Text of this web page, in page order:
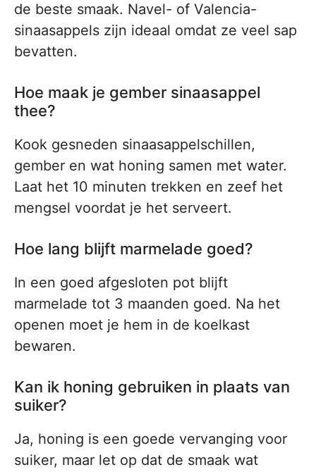
de beste smaak. Navel- of Valencia-
sinaasappels zijn ideaal omdat ze veel sap
bevatten.
Hoe maak je gember sinaasappel
thee?
Kook gesneden sinaasappelschillen,
gember en wat honing samen met water.
Laat het 10 minuten trekken en zeef het
mengsel voordat je het serveert.
Hoe lang blijft marmelade goed?
In een goed afgesloten pot blijft
marmelade tot 3 maanden goed. Na het
openen moet je hem in de koelkast
bewaren.
Kan ik honing gebruiken in plaats van
suiker?
Ja, honing is een goede vervanging voor
suiker, maar let op dat de smaak wat